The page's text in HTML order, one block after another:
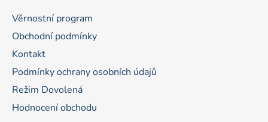
Věrnostní program
Obchodní podmínky
Kontakt
Podmínky ochrany osobních údajů
Režim Dovolená
Hodnocení obchodu